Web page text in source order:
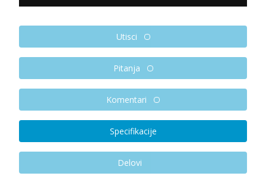
Utisci
Pitanja
Komentari
Specifikacije
Delovi